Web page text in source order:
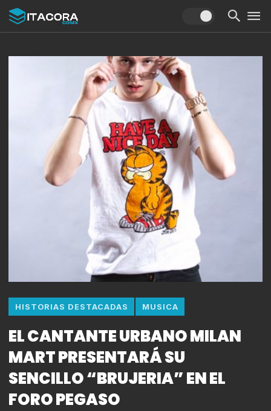
HISTORIAS DESTACADAS MUSICA
EL CANTANTE URBANO MILAN
MART PRESENTARÁ SU
SENCILLO “BRUJERIA” EN EL
FORO PEGASO